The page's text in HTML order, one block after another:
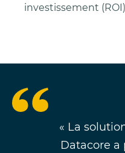
investissement
« La
Datacore